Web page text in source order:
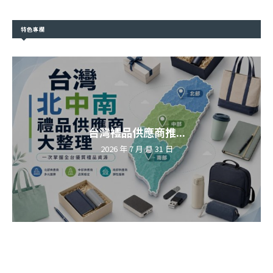
特色專欄
台灣禮品供應商推...
2026 年 7 月 月 31 日